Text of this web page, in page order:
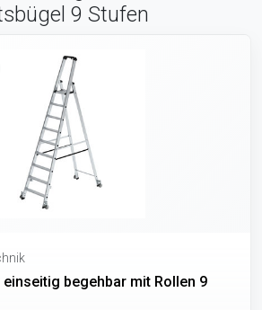
9 Stufen
begehbar mit Rollen 9